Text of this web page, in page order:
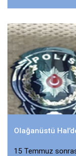
Olağanüstü
15 Temmuz